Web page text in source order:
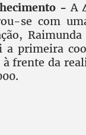
- A
se com
a primeira
à frente da